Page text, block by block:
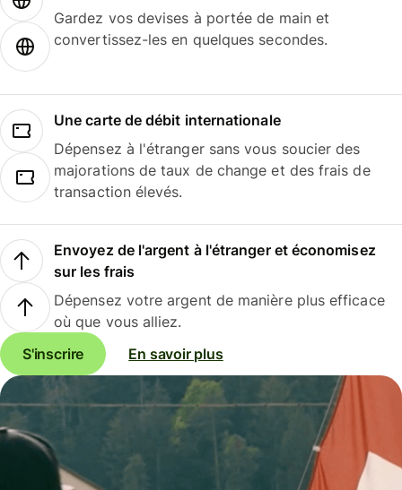
Gardez vos devises à portée de main et
convertissez-les en quelques secondes.
Une carte de débit internationale
Dépensez à l'étranger sans vous soucier des
majorations de taux de change et des frais de
transaction élevés.
Envoyez de l'argent à l'étranger et économisez
sur les frais
Dépensez votre argent de manière plus efficace
où que vous alliez.
S'inscrire
En savoir plus